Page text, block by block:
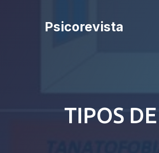
Psicorevista
TIPOS